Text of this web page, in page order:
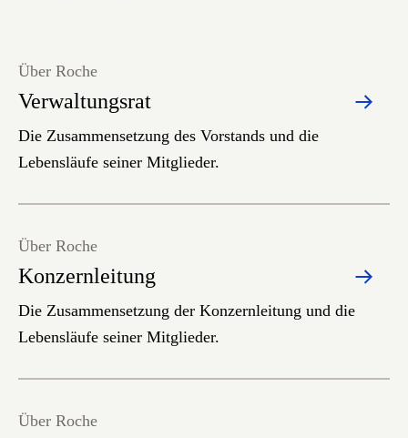
Verwaltungsrat
Über Roche
Die Zusammensetzung des Vorstands und die
Lebensläufe seiner Mitglieder.
Konzernleitung
Über Roche
Die Zusammensetzung der Konzernleitung und die
Lebensläufe seiner Mitglieder.
Über Roche